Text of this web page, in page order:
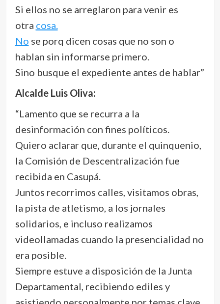
Si ellos no se arreglaron para venir es
otra cosa.
No se porq dicen cosas que no son o
hablan sin informarse primero.
Sino busque el expediente antes de hablar”
Alcalde Luis Oliva:
“Lamento que se recurra a la
desinformación con fines políticos.
Quiero aclarar que, durante el quinquenio,
la Comisión de Descentralización fue
recibida en Casupá.
Juntos recorrimos calles, visitamos obras,
la pista de atletismo, a los jornales
solidarios, e incluso realizamos
videollamadas cuando la presencialidad no
era posible.
Siempre estuve a disposición de la Junta
Departamental, recibiendo ediles y